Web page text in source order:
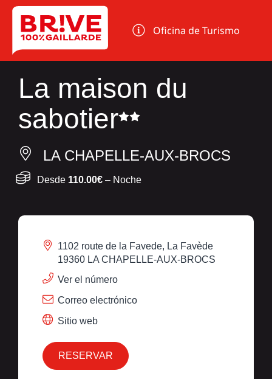
Panel de gestión de cookies
Oficina de Turismo
La maison du
sabotier
LA CHAPELLE-AUX-BROCS
Desde 110.00€ – Noche
1102 route de la Favede, La Favède
19360 LA CHAPELLE-AUX-BROCS
Ver el número
Correo electrónico
Sitio web
RESERVAR